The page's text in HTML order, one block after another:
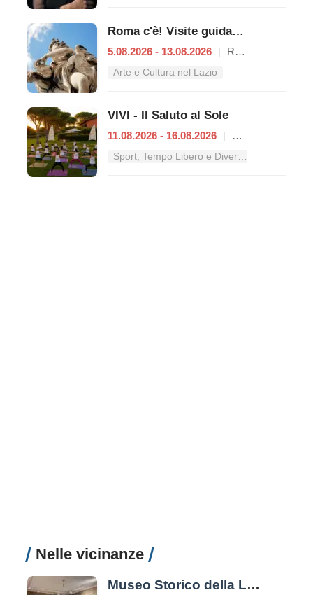
Roma c'è! Visite guidate (anche per bambini) dal 5 al 13 agosto 2026
5.08.2026 - 13.08.2026 | Roma
Arte e Cultura nel Lazio
VIVI - Il Saluto al Sole
11.08.2026 - 16.08.2026 |
Nelle vicinanze
Museo Storico della Liberazione